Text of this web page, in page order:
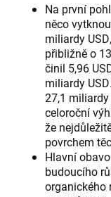
Na první
něco
miliardy
přibližně o
činil 5,96
miliardy
27,1
celoroční
že
povrchem
Hlavní
budoucího
organického